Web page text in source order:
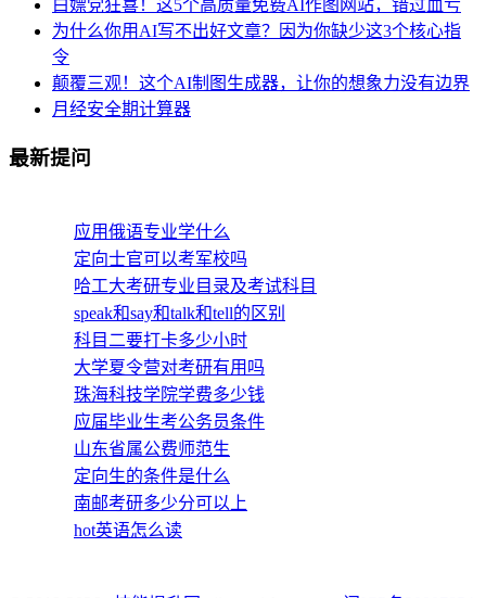
白嫖党狂喜！这5个高质量免费AI作图网站，错过血亏
为什么你用AI写不出好文章？因为你缺少这3个核心指
令
颠覆三观！这个AI制图生成器，让你的想象力没有边界
月经安全期计算器
最新提问
应用俄语专业学什么
定向士官可以考军校吗
哈工大考研专业目录及考试科目
speak和say和talk和tell的区别
科目二要打卡多少小时
大学夏令营对考研有用吗
珠海科技学院学费多少钱
应届毕业生考公务员条件
山东省属公费师范生
定向生的条件是什么
南邮考研多少分可以上
hot英语怎么读